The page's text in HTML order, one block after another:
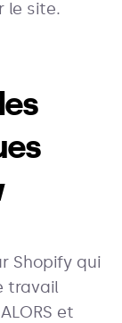
le site.
Shopify qui
travail
et